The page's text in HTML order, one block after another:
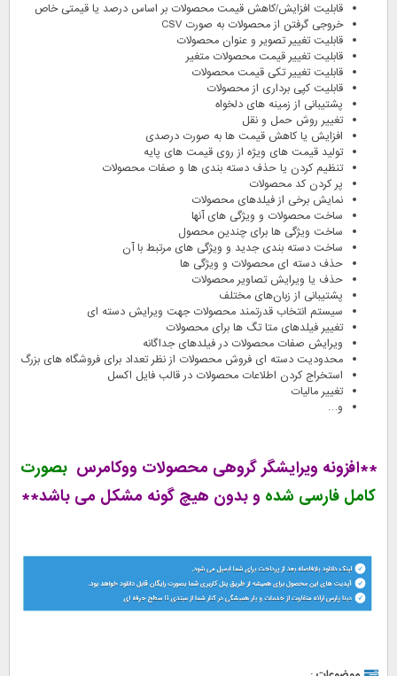
قابلیت افزایش/کاهش قیمت محصولات بر اساس درصد یا قیمتی خاص
خروجی گرفتن از محصولات به صورت CSV
قابلیت تغییر تصویر و عنوان محصولات
قابلیت تغییر قیمت محصولات متغیر
قابلیت تغییر تکی قیمت محصولات
قابلیت کپی برداری از محصولات
پشتیبانی از زمینه های دلخواه
تغییر روش حمل و نقل
افزایش یا کاهش قیمت ها به صورت درصدی
تولید قیمت های ویژه از روی قیمت های پایه
تنظیم کردن یا حذف دسته بندی ها و صفات محصولات
پر کردن کد محصولات
نمایش برخی از فیلدهای محصولات
ساخت محصولات و ویژگی های آنها
ساخت ویژگی ها برای چندین محصول
ساخت دسته بندی جدید و ویژگی های مرتبط با آن
حذف دسته ای محصولات و ویژگی ها
حذف یا ویرایش تصاویر محصولات
پشتیبانی از زبان‌های مختلف
سیستم انتخاب قدرتمند محصولات جهت ویرایش دسته ای
تغییر فیلدهای متا تگ ها برای محصولات
ویرایش صفات محصولات در فیلدهای جداگانه
محدودیت دسته ای فروش محصولات از نظر تعداد برای فروشگاه های بزرگ
استخراج کردن اطلاعات محصولات در قالب فایل اکسل
تغییر مالیات
و…
**افزونه ویرایشگر گروهی محصولات ووکامرسبصورت
کامل فارسی شده و بدون هیچ گونه مشکل می باشد**